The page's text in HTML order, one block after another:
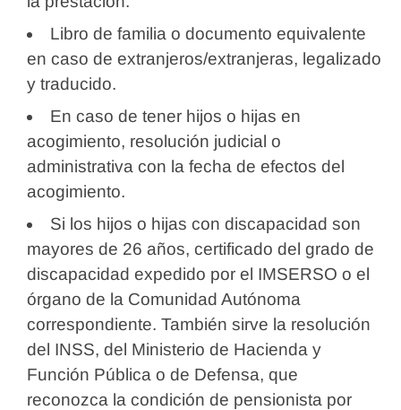
Libro de familia o documento equivalente
en caso de extranjeros/extranjeras, legalizado
y traducido.
En caso de tener hijos o hijas en
acogimiento, resolución judicial o
administrativa con la fecha de efectos del
acogimiento.
Si los hijos o hijas con discapacidad son
mayores de 26 años, certificado del grado de
discapacidad expedido por el IMSERSO o el
órgano de la Comunidad Autónoma
correspondiente. También sirve la resolución
del INSS, del Ministerio de Hacienda y
Función Pública o de Defensa, que
reconozca la condición de pensionista por